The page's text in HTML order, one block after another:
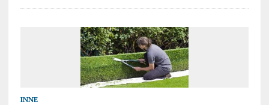
INNE